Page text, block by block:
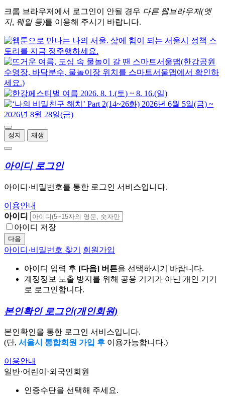
크롬 브라우저에서 로그인이 안될 경우 다른 웹브라우저(엣
지, 웨일 등)를 이용해 주시기 바랍니다.
정지 재생
아이디 로그인
아이디·비밀번호를 통한 로그인 서비스입니다.
이용안내
아이디
아이디 저장
다음
아이디·비밀번호 찾기 회원가입
아이디 입력 후 [다음] 버튼을 선택하시기 바랍니다.
계정정보 노출 방지를 위해 공용 기기가 아닌 개인 기기
로 로그인합니다.
본인확인 로그인(개인회원)
본인확인을 통한 로그인 서비스입니다.
(단, 서울시 통합회원 가입 후 이용가능합니다.)
이용안내
일반·어린이·외국인회원
인증수단을 선택해 주세요.